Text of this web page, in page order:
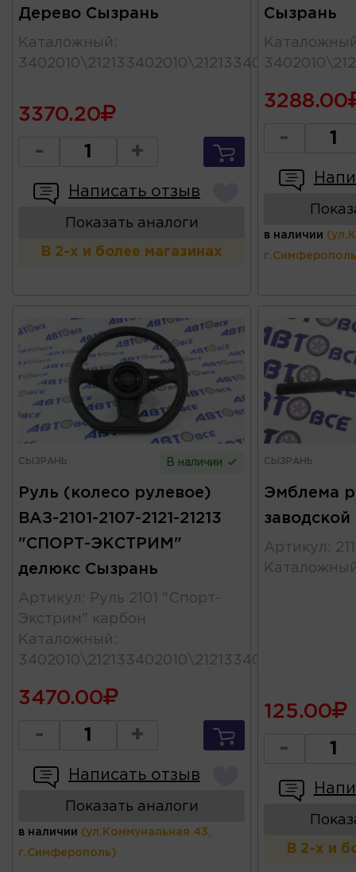
Дерево Сызрань
Каталожный :
3402010\212133402010\21213340201011
3370.20
- +
Написать отзыв
Показать аналоги
В 2-х и более магазинах
Сызрань
3288.00
-
в наличии
СЫЗРАНЬ В наличии
Руль (колесо рулевое)
ВАЗ-2101-2107-2121-21213
"СПОРТ-ЭКСТРИМ"
делюкс Сызрань
Артикул :
Руль 2101 "Спорт-
Экстрим" карбон
Каталожный :
3402010\212133402010\21213340201011
3470.00
- +
Написать отзыв
Показать аналоги
в наличии (ул.Коммунальная 43,
г.Симферополь)
СЫЗРАНЬ
Эмблема
Артикул :
125.00
-
В 2-х и